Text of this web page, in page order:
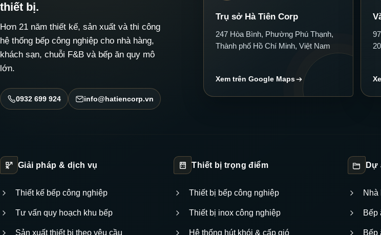
thiết bị.
Hơn 21 năm thiết kế, sản xuất và thi công
hệ thống bếp công nghiệp cho nhà hàng,
khách sạn, chuỗi F&B và bếp ăn quy mô
lớn.
0932 699 924 info@hatiencorp.vn
Trụ sở Hà Tiên Corp
247 Hòa Bình, Phường Phú Thạnh,
Thành phố Hồ Chí Minh, Việt Nam
Xem trên Google Maps
Giải pháp & dịch vụ
Thiết kế bếp công nghiệp
Tư vấn quy hoạch khu bếp
Sản xuất thiết bị theo yêu cầu
Thiết bị trọng điểm
Thiết bị bếp công nghiệp
Thiết bị inox công nghiệp
Hệ thống hút khói & cấp gió
Dự
Nhà
Bếp
Bếp